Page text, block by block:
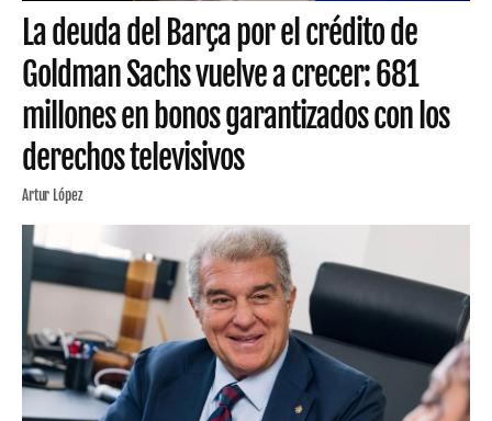
La deuda del Barça por el crédito de
Goldman Sachs vuelve a crecer: 681
millones en bonos garantizados con los
derechos televisivos
Artur López